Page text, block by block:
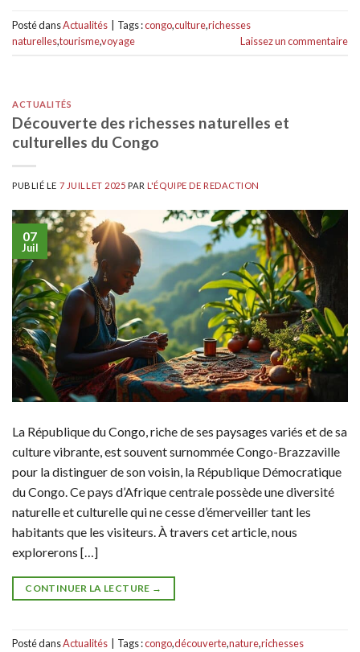
Posté dansActualités Tags :congo,culture,richesses
naturelles,tourisme,voyage Laissez un commentaire
ACTUALITÉS
Découverte des richesses naturelles et
culturelles du Congo
PUBLIÉ LE 7 JUILLET 2025 PARL'ÉQUIPE DE REDACTION
07
Juil
La République du Congo, riche de ses paysages variés et de sa
culture vibrante, est souvent surnommée Congo-Brazzaville
pour la distinguer de son voisin, la République Démocratique
du Congo. Ce pays d’Afrique centrale possède une diversité
naturelle et culturelle qui ne cesse d’émerveiller tant les
habitants que les visiteurs. À travers cet article, nous
explorerons […]
CONTINUER LA LECTURE →
Posté dansActualités Tags :congo,découverte,nature,richesses